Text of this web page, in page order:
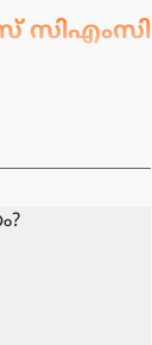
സിഎംസി